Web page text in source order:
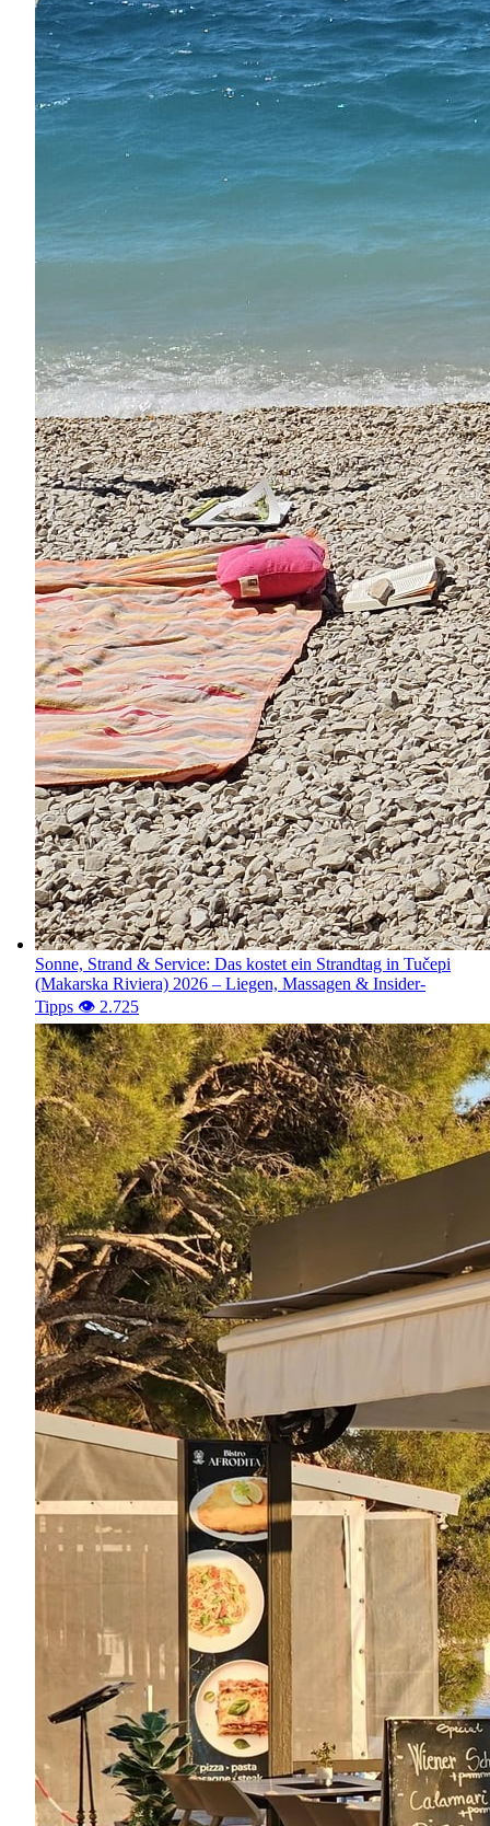
Sonne, Strand & Service: Das kostet ein Strandtag in Tučepi
(Makarska Riviera) 2026 – Liegen, Massagen & Insider-
Tipps 👁️ 2.730